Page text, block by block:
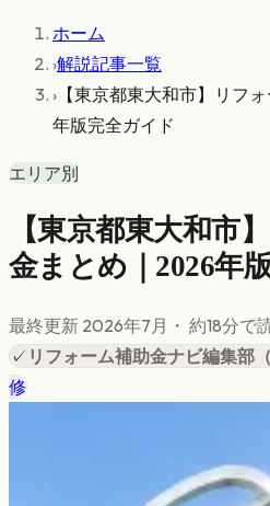
ホーム
›解説記事一覧
› 【東京都東大和市】リフ
年版完全ガイド
エリア別
【東京都東大和市
金まとめ｜2026年
最終更新 2026年7月 ・ 約18分で
✓ リフォーム補助金ナビ編集部 （
修